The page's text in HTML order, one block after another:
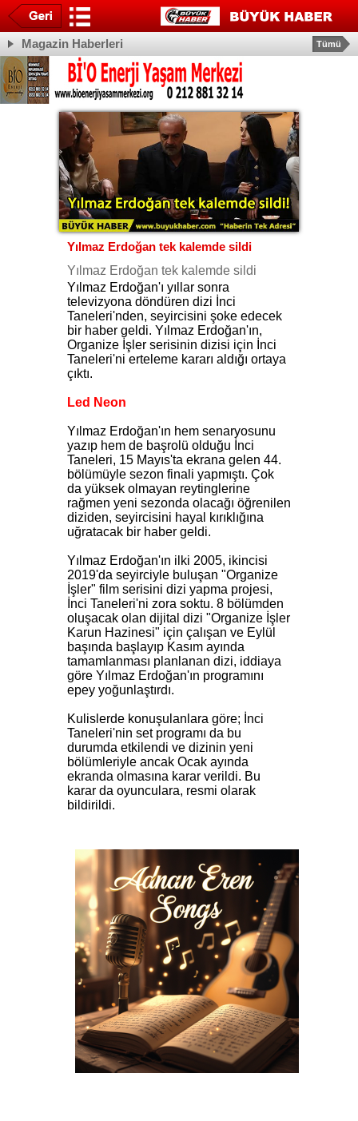
Magazin Haberleri Tümü
Yılmaz Erdoğan tek kalemde sildi
Yılmaz Erdoğan tek kalemde sildi
Yılmaz Erdoğan'ı yıllar sonra
televizyona döndüren dizi İnci
Taneleri'nden, seyircisini şoke edecek
bir haber geldi. Yılmaz Erdoğan'ın,
Organize İşler serisinin dizisi için İnci
Taneleri'ni erteleme kararı aldığı ortaya
çıktı.
Led Neon
Yılmaz Erdoğan'ın hem senaryosunu
yazıp hem de başrolü olduğu İnci
Taneleri, 15 Mayıs'ta ekrana gelen 44.
bölümüyle sezon finali yapmıştı. Çok
da yüksek olmayan reytinglerine
rağmen yeni sezonda olacağı öğrenilen
diziden, seyircisini hayal kırıklığına
uğratacak bir haber geldi.
Yılmaz Erdoğan'ın ilki 2005, ikincisi
2019'da seyirciyle buluşan "Organize
İşler" film serisini dizi yapma projesi,
İnci Taneleri'ni zora soktu. 8 bölümden
oluşacak olan dijital dizi "Organize İşler
Karun Hazinesi" için çalışan ve Eylül
başında başlayıp Kasım ayında
tamamlanması planlanan dizi, iddiaya
göre Yılmaz Erdoğan'ın programını
epey yoğunlaştırdı.
Kulislerde konuşulanlara göre; İnci
Taneleri'nin set programı da bu
durumda etkilendi ve dizinin yeni
bölümleriyle ancak Ocak ayında
ekranda olmasına karar verildi. Bu
karar da oyunculara, resmi olarak
bildirildi.